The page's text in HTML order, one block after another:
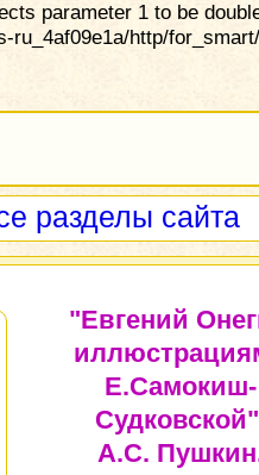
parameter 1 to be
ru_4af09e1a/http/
разделы сайта
"Евгений
Е.Самокиш-
А.С.